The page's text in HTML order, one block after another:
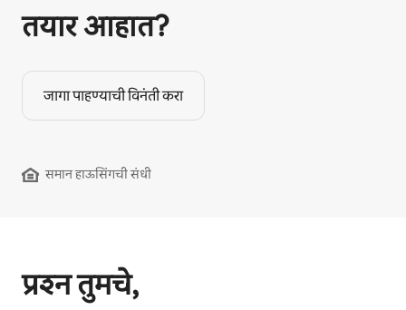
तयार आहात?
जागा पाहण्याची विनंती करा
समान हाऊसिंगची संधी
प्रश्न तुमचे,